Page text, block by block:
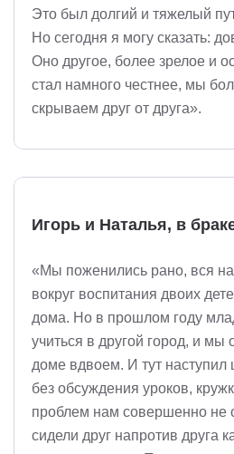
Это был долгий и тяжелый
Но сегодня я могу сказать:
Оно другое, более зрелое и
стал намного честнее, мы
скрываем друг от друга».
Игорь и Наталья, в
«Мы поженились рано, вся
вокруг воспитания двоих
дома. Но в прошлом году
учиться в другой город, и мы
доме вдвоем. И тут наступил
без обсуждения уроков,
проблем нам совершенно не
сидели друг напротив друга